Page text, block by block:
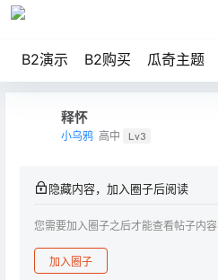
B2演示 B2购买 瓜奇主题
释怀
小乌鸦 高中 Lv3
隐藏内容，加入圈子后阅读
您需要加入圈子之后才能查看帖子内容
加入圈子